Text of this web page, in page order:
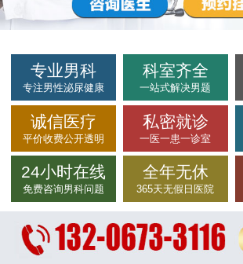
专业男科
专注男性泌尿健康
科室齐全
一站式解决男题
诚信医疗
平价收费公开透明
私密就诊
一医一患一诊室
24小时在线
免费咨询男科问题
全年无休
365天无假日医院